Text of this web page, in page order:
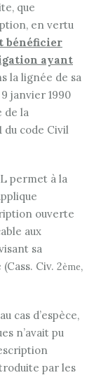
que
en vertu
bénéficier
ayant
la lignée de sa
janvier 1990
de la
du code Civil
permet à la
ouverte
aux
sa
Civ. 2ème,
cas d’espèce,
n’avait pu
par les